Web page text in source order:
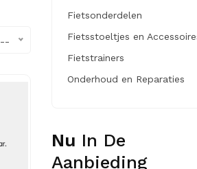
--
Fietsonderdelen
Fietsstoeltjes en
Fietstrainers
Onderhoud en Reparaties
Nu In De
Aanbieding